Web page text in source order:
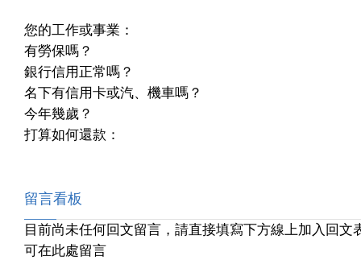
您的工作或事業：
有勞保嗎？
銀行信用正常嗎？
名下有信用卡或汽、機車嗎？
今年幾歲？
打算如何還款：
留言看板
目前尚未任何回文留言，請直接填寫下方線上加入回文
可在此處留言